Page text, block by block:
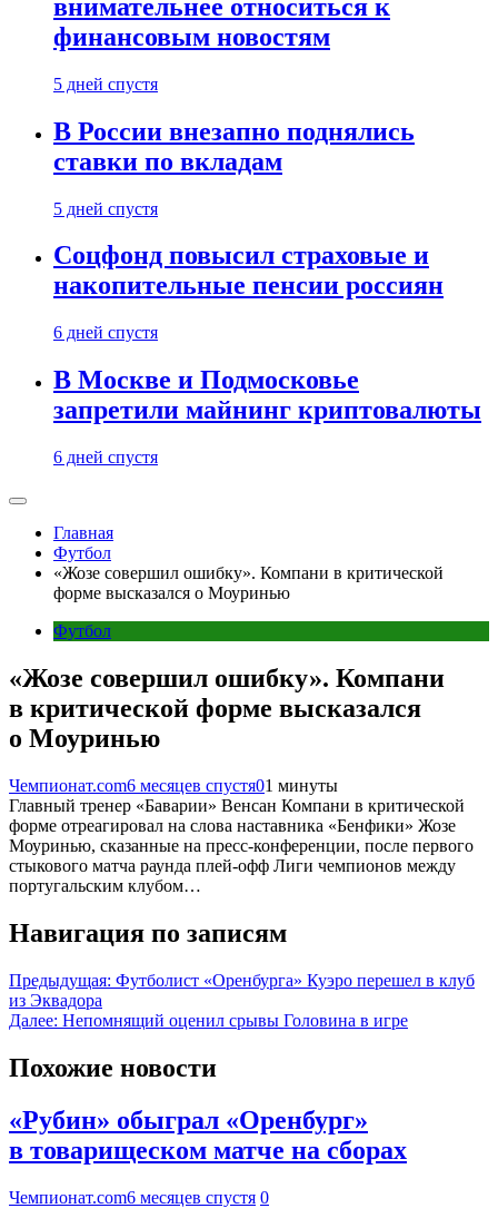
внимательнее относиться к
финансовым новостям
5 дней спустя
В России внезапно поднялись
ставки по вкладам
5 дней спустя
Соцфонд повысил страховые и
накопительные пенсии россиян
6 дней спустя
В Москве и Подмосковье
запретили майнинг криптовалюты
6 дней спустя
Главная
Футбол
«Жозе совершил ошибку». Компани в критической
форме высказался о Моуринью
Футбол
«Жозе совершил ошибку». Компани
в критической форме высказался
о Моуринью
Чемпионат.com6 месяцев спустя01 минуты
Главный тренер «Баварии» Венсан Компани в критической
форме отреагировал на слова наставника «Бенфики» Жозе
Моуринью, сказанные на пресс-конференции, после первого
стыкового матча раунда плей-офф Лиги чемпионов между
португальским клубом…
Навигация по записям
Предыдущая: Футболист «Оренбурга» Куэро перешел в клуб
из Эквадора
Далее: Непомнящий оценил срывы Головина в игре
Похожие новости
«Рубин» обыграл «Оренбург»
в товарищеском матче на сборах
Чемпионат.com6 месяцев спустя 0